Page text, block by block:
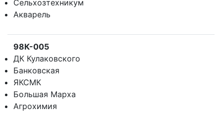
Сельхозтехникум
Акварель
98К-005
ДК Кулаковского
Банковская
ЯКСМК
Большая Марха
Агрохимия